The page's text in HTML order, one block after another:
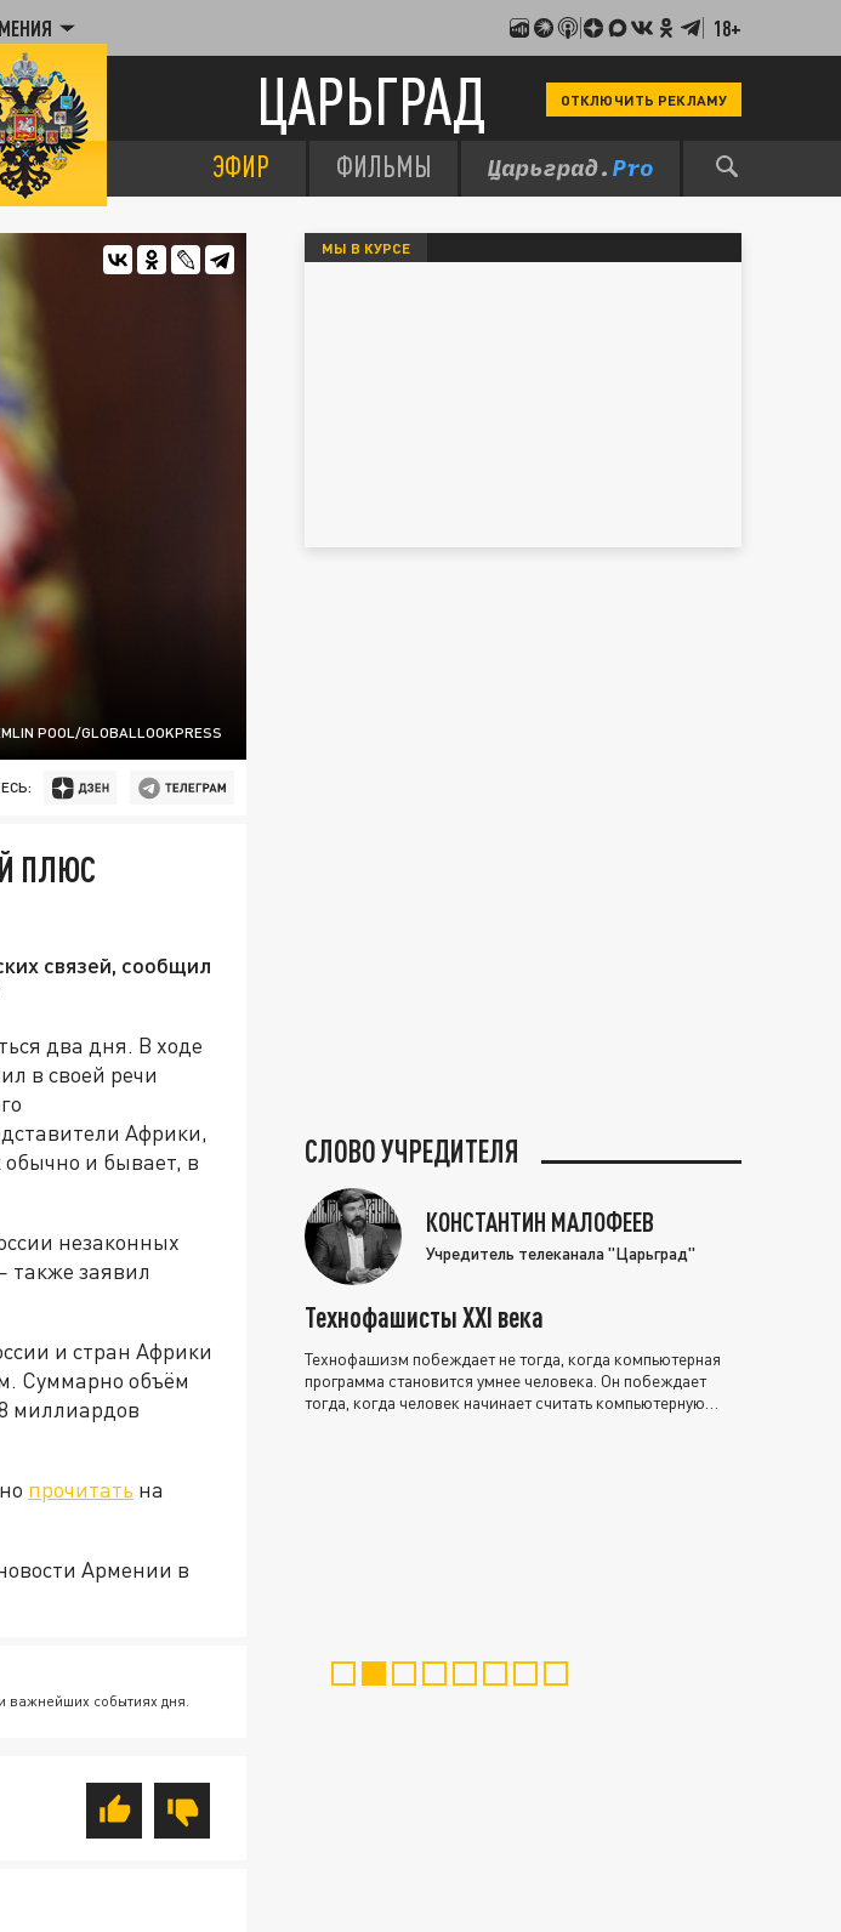
18+
ЦАРЬГРАД ОТКЛЮЧИТЬ РЕКЛАМУ
ЭФИР ФИЛЬМЫ
POOL/GLOBALLOOKPRESS
ПЛЮС
связей, сообщил
два дня. В ходе
в своей речи
Африки,
и бывает, в
незаконных
также заявил
и стран Африки
Суммарно объём
миллиардов
прочитать на
Армении в
важнейших событиях дня.
МЫ В КУРСЕ
СЛОВО УЧРЕДИТЕЛЯ
КОНСТАНТИН МАЛОФЕЕВ
Учредитель телеканала "Царьград"
Технофашисты XXI века
Технофашизм побеждает не тогда, когда компьютерная
программа становится умнее человека. Он побеждает
тогда, когда человек начинает считать компьютерную